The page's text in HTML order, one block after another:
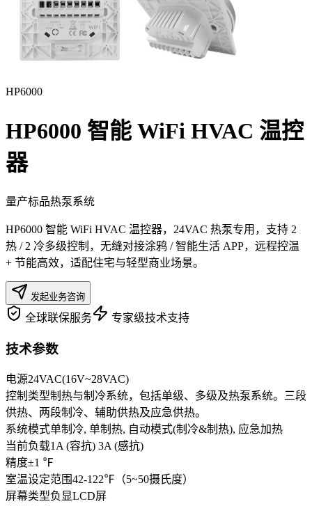
HP6000
HP6000 智能 WiFi HVAC 温控
器
量产标品热泵系统
HP6000 智能 WiFi HVAC 温控器，24VAC 热泵专用，支持 2
热 / 2 冷多级控制，无缝对接涂鸦 / 智能生活 APP，远程控温
+ 节能高效，适配住宅与轻型商业场景。
发起业务咨询
全球联保服务 专家级技术支持
技术参数
电源24VAC(16V~28VAC)
控制类型制热与制冷系统，包括单级、多级及热泵系统。三段
供热、两段制冷、辅助供热及应急供热。
系统模式单制冷, 单制热, 自动模式(制冷&制热), 应急加热
当前负载1A (容抗) 3A (感抗)
精度±1 ℉
室温设定范围42-122℉（5~50摄氏度）
屏幕类型负显LCD屏